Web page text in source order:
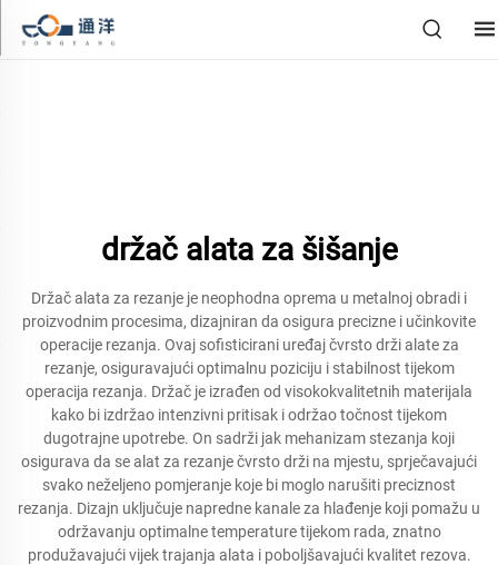
držač alata za šišanje
Držač alata za rezanje je neophodna oprema u metalnoj obradi i
proizvodnim procesima, dizajniran da osigura precizne i učinkovite
operacije rezanja. Ovaj sofisticirani uređaj čvrsto drži alate za
rezanje, osiguravajući optimalnu poziciju i stabilnost tijekom
operacija rezanja. Držač je izrađen od visokokvalitetnih materijala
kako bi izdržao intenzivni pritisak i održao točnost tijekom
dugotrajne upotrebe. On sadrži jak mehanizam stezanja koji
osigurava da se alat za rezanje čvrsto drži na mjestu, sprječavajući
svako neželjeno pomjeranje koje bi moglo narušiti preciznost
rezanja. Dizajn uključuje napredne kanale za hlađenje koji pomažu u
održavanju optimalne temperature tijekom rada, znatno
produžavajući vijek trajanja alata i poboljšavajući kvalitet rezova.